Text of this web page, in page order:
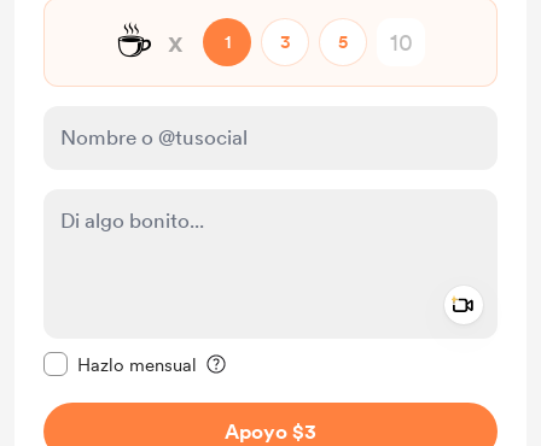
☕ x 1 3 5
Hazlo mensual
Apoyo $3